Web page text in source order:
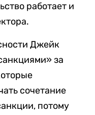
работает и
Джейк
за
сочетание
потому